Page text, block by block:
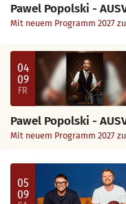
Pawel Popolski -
Mit neuem Programm 2027
04
09
FR
Pawel Popolski -
Mit neuem Programm 2027
05
09